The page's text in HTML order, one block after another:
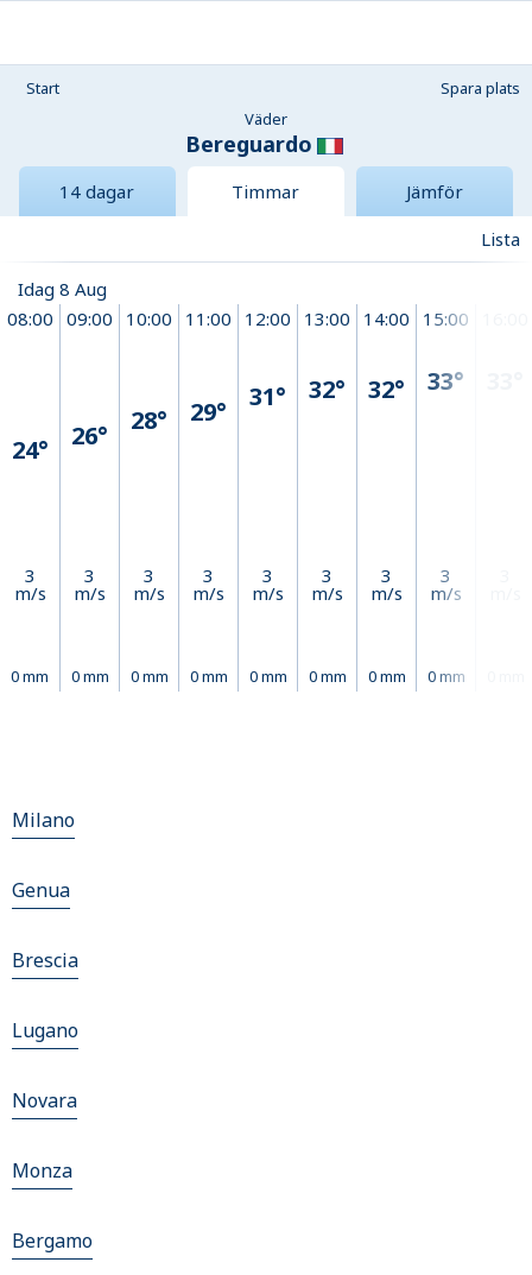
Start
Spara plats
Väder
Bereguardo
14 dagar Timmar
Jämför
Lista
Idag 8 Aug
08:00
24°
3
m/s
0 mm
09:00
26°
3
m/s
0 mm
10:00
28°
3
m/s
0 mm
11:00
29°
3
m/s
0 mm
12:00
31°
3
m/s
0 mm
13:00
32°
3
m/s
0 mm
14:00
32°
3
m/s
0 mm
15:00
33°
3
m/s
0 mm
Milano
Genua
Brescia
Lugano
Novara
Monza
Bergamo